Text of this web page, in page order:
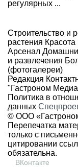
регулярных ...
Строительство и
растения
Арсенал
и развлечения
(фотогалереи)
Редакция
"Гастроном
Политика в
данных
© ООО
Перепечатка
только с
цитировании
обязательна.
ВКонтакте